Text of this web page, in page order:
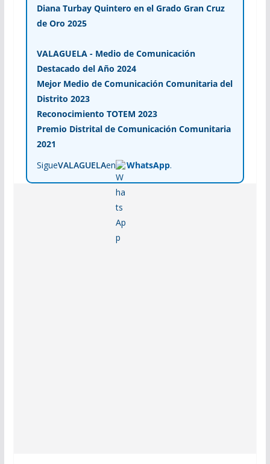
Diana Turbay Quintero en el Grado Gran Cruz
de Oro 2025
VALAGUELA - Medio de Comunicación
Destacado del Año 2024
Mejor Medio de Comunicación Comunitaria del
Distrito 2023
Reconocimiento TOTEM 2023
Premio Distrital de Comunicación Comunitaria
2021
SigueVALAGUELAen WhatsApp.